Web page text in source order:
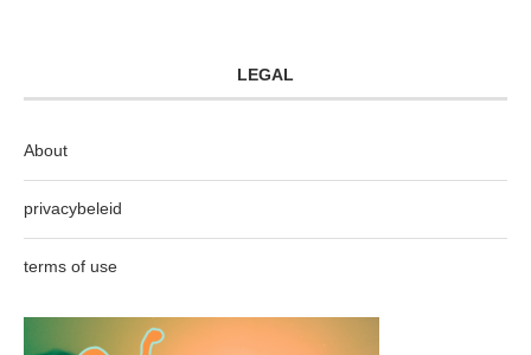
LEGAL
About
privacybeleid
terms of use